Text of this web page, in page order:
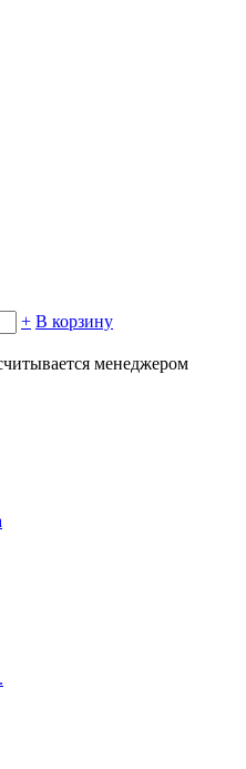
+ В корзину
менеджером